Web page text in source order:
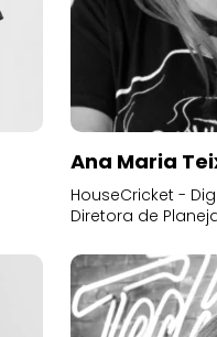
Ana Maria
HouseCricket -
Diretora de